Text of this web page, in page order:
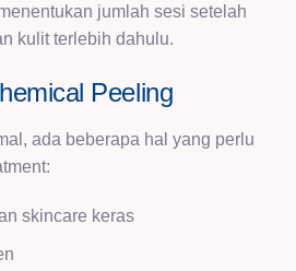
jumlah sesi setelah
kulit terlebih dahulu.
Peeling
ada beberapa hal yang perlu
skincare keras